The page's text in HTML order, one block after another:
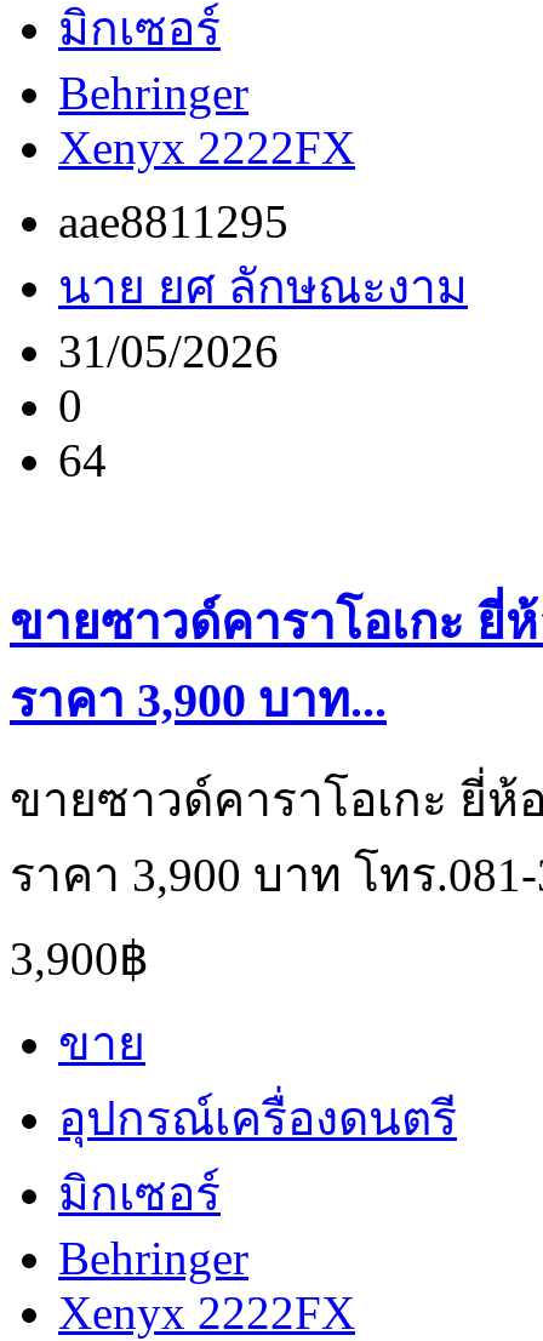
มิกเซอร์
Behringer
Xenyx 2222FX
aae8811295
นาย ยศ ลักษณะงาม
31/05/2026
0
64
ขายซาวด์คาราโอเกะ ยี่
ราคา 3,900 บาท...
ขายซาวด์คาราโอเกะ ยี่ห้
ราคา 3,900 บาท โทร.081-
3,900฿
ขาย
อุปกรณ์เครื่องดนตรี
มิกเซอร์
Behringer
Xenyx 2222FX